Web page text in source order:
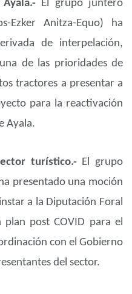
El grupo juntero
Ezker Anitza-Equo) ha
de interpelación,
de las prioridades de
tractores a presentar a
para la reactivación
Ayala.
turístico.- El grupo
presentado una moción
a la Diputación Foral
post COVID para el
con el Gobierno
del sector.